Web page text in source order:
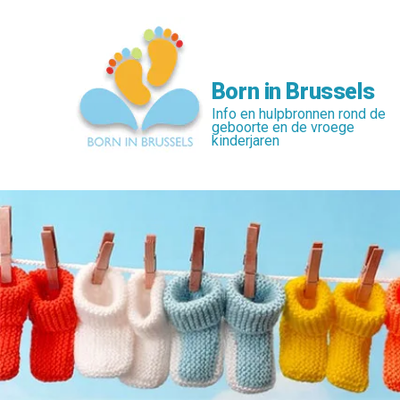
Born in Brussels
Info en hulpbronnen rond de
geboorte en de vroege
kinderjaren